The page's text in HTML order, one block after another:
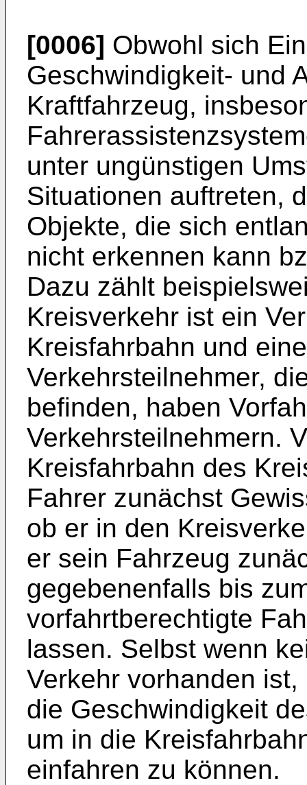
[0006] Obwohl sich
Geschwindigkeit- und
Kraftfahrzeug,
unter ungünstigen
Situationen auftreten,
Objekte, die sich
nicht erkennen kann
Dazu zählt
Kreisverkehr ist ein
Kreisfahrbahn und
Verkehrsteilnehmer,
befinden, haben
Verkehrsteilnehmern.
Kreisfahrbahn des
Fahrer zunächst
ob er in den
er sein Fahrzeug
gegebenenfalls bis
vorfahrtberechtigte
lassen. Selbst wenn
Verkehr vorhanden
die Geschwindigkeit
um in die
einfahren zu können.